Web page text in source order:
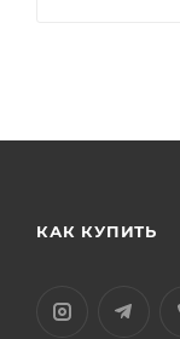
КАК КУПИТЬ